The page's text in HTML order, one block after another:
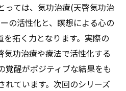
っては、気功治療(天啓気功治
の活性化と、瞑想による心の
を拓く力となります。実際の
気功治療や療法で活性化する
覚醒がポジティブな結果をも
れています。次回のシリーズ